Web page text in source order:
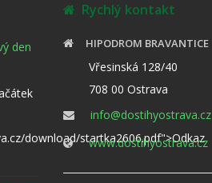
den
download/startka2606.pdf">Odkaz
Rychlý kontakt
HIPODROM BRAVANTICE
Vřesinská 128/40
708 00 Ostrava
info@dostihyostrava.cz
www.dostihyostrava.cz